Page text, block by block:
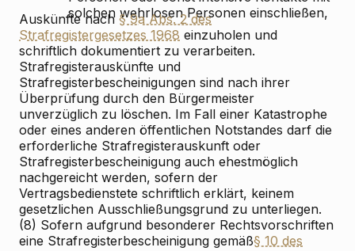
solchen wehrlosen Personen einschließen,
Auskünfte nach § 9a Abs. 2 des
Strafregistergesetzes 1968 einzuholen und
schriftlich dokumentiert zu verarbeiten.
Strafregisterauskünfte und
Strafregisterbescheinigungen sind nach ihrer
Überprüfung durch den Bürgermeister
unverzüglich zu löschen. Im Fall einer Katastrophe
oder eines anderen öffentlichen Notstandes darf die
erforderliche Strafregisterauskunft oder
Strafregisterbescheinigung auch ehestmöglich
nachgereicht werden, sofern der
Vertragsbedienstete schriftlich erklärt, keinem
gesetzlichen Ausschließungsgrund zu unterliegen.
(8) Sofern aufgrund besonderer Rechtsvorschriften
eine Strafregisterbescheinigung gemäß§ 10 des